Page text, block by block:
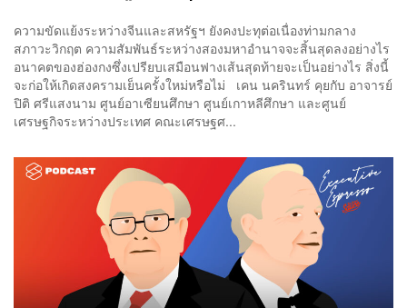
ความขัดแย้งระหว่างจีนและสหรัฐฯ ยังคงปะทุต่อเนื่องท่ามกลาง
สภาวะวิกฤต ความสัมพันธ์ระหว่างสองมหาอำนาจจะสิ้นสุดลงอย่างไร
อนาคตของฮ่องกงซึ่งเปรียบเสมือนฟางเส้นสุดท้ายจะเป็นอย่างไร สิ่งนี้
จะก่อให้เกิดสงครามเย็นครั้งใหม่หรือไม่ เคน นครินทร์ คุยกับ อาจารย์
ปิติ ศรีแสงนาม ศูนย์อาเซียนศึกษา ศูนย์เกาหลีศึกษา และศูนย์
เศรษฐกิจระหว่างประเทศ คณะเศรษฐศ...